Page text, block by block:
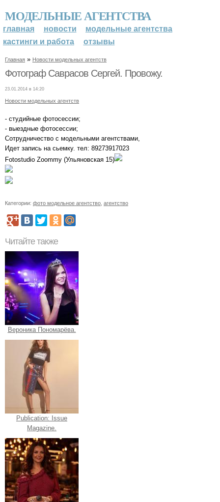
МОДЕЛЬНЫЕ АГЕНТСТВА
главная новости
модельные агентства
кастинги и работа
отзывы
Главная » Новости модельных агентств
Фотограф Саврасов Сергей. Провожу.
23.01.2014 в 14:20
Новости модельных агентств
- студийные фотосессии;
- выездные фотосессии;
Сотрудничество с модельными агентствами,
Идет запись на сьемку. тел: 89273917023
Fotostudio Zoommy (Ульяновская 15)
Категории: фото модельное агентство агентство
Читайте также
Вероника Пономарёва.
Publication: Issue
Magazine.